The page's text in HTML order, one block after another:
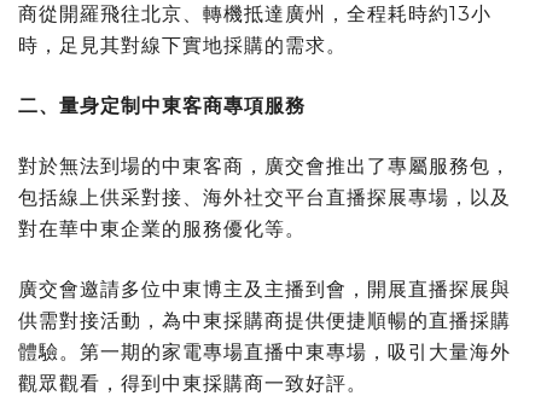
商從開羅飛往北京、轉機抵達廣州，全程耗時約13小
時，足見其對線下實地採購的需求。
二、量身定制中東客商專項服務
對於無法到場的中東客商，廣交會推出了專屬服務包，
包括線上供采對接、海外社交平台直播探展專場，以及
對在華中東企業的服務優化等。
廣交會邀請多位中東博主及主播到會，開展直播探展與
供需對接活動，為中東採購商提供便捷順暢的直播採購
體驗。第一期的家電專場直播中東專場，吸引大量海外
觀眾觀看，得到中東採購商一致好評。